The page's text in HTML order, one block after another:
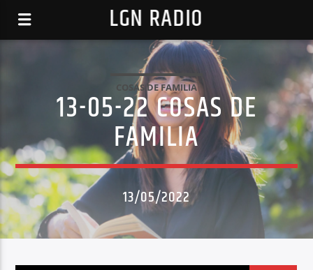
LGN RADIO
COSAS DE FAMILIA
13-05-22 COSAS DE
FAMILIA
13/05/2022